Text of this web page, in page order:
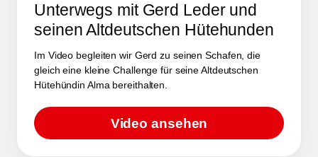
Unterwegs mit Gerd Leder und
seinen Altdeutschen Hütehunden
Im Video begleiten wir Gerd zu seinen Schafen, die
gleich eine kleine Challenge für seine Altdeutschen
Hütehündin Alma bereithalten.
Video ansehen